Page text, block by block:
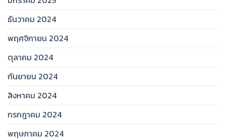
ธันวาคม 2024
พฤศจิกายน 2024
ตุลาคม 2024
กันยายน 2024
สิงหาคม 2024
กรกฎาคม 2024
พฤษภาคม 2024